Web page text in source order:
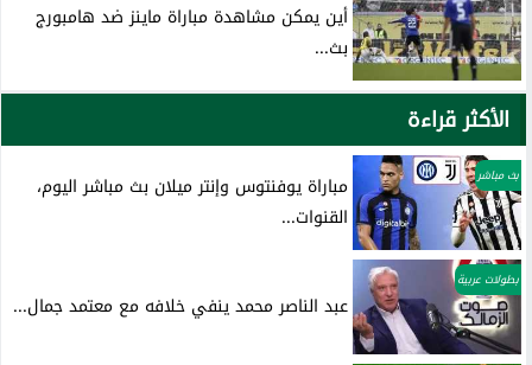
أين يمكن مشاهدة مباراة ماينز ضد هامبورج
بث...
الأكثر قراءة
بث مباشر
مباراة يوفنتوس وإنتر ميلان بث مباشر اليوم،
القنوات...
بطولات عربية
عبد الناصر محمد ينفي خلافه مع معتمد جمال...